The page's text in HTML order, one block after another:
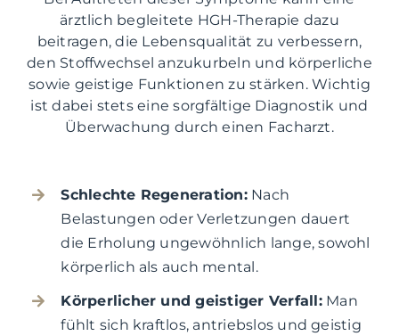
ärztlich begleitete HGH-Therapie dazu
beitragen, die Lebensqualität zu verbessern,
den Stoffwechsel anzukurbeln und körperliche
sowie geistige Funktionen zu stärken. Wichtig
ist dabei stets eine sorgfältige Diagnostik und
Überwachung durch einen Facharzt.
Schlechte Regeneration:Nach
Belastungen oder Verletzungen dauert
die Erholung ungewöhnlich lange, sowohl
körperlich als auch mental.
Körperlicher und geistiger Verfall:Man
fühlt sich kraftlos, antriebslos und geistig